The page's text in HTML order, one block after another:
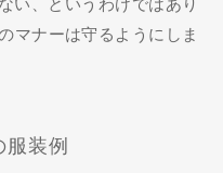
マナーは守るようにしま
装例